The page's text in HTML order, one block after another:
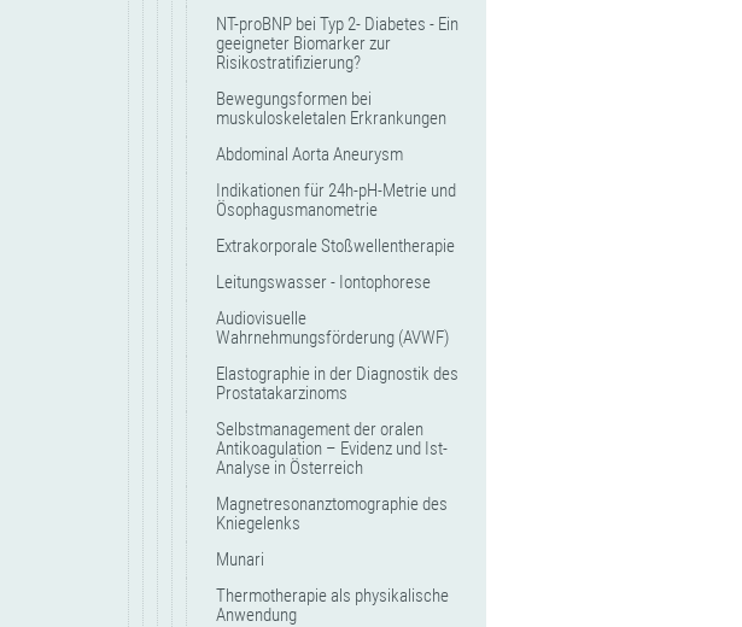
NT-proBNP bei Typ 2- Diabetes - Ein
geeigneter Biomarker zur
Risikostratifizierung?
Bewegungsformen bei
muskuloskeletalen Erkrankungen
Abdominal Aorta Aneurysm
Indikationen für 24h-pH-Metrie und
Ösophagusmanometrie
Extrakorporale Stoßwellentherapie
Leitungswasser - Iontophorese
Audiovisuelle
Wahrnehmungsförderung (AVWF)
Elastographie in der Diagnostik des
Prostatakarzinoms
Selbstmanagement der oralen
Antikoagulation – Evidenz und Ist-
Analyse in Österreich
Magnetresonanztomographie des
Kniegelenks
Munari
Thermotherapie als physikalische
Anwendung